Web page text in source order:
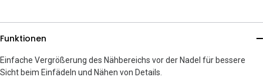
Funktionen
Einfache Vergrößerung des Nähbereichs vor der Nadel für bessere
Sicht beim Einfädeln und Nähen von Details.